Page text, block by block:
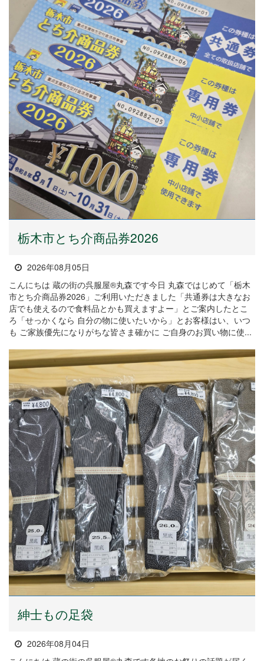
栃木市とち介商品券2026
2026年08月05日
こんにちは 蔵の街の呉服屋®丸森です今日 丸森ではじめて「栃木
市とち介商品券2026」ご利用いただきました「共通券は大きなお
店でも使えるので食料品とかも買えますよー」とご案内したとこ
ろ「せっかくなら 自分の物に使いたいから」とお客様はい、いつ
も ご家族優先になりがちな皆さま確かに ご自身のお買い物に使...
紳士もの足袋
2026年08月04日